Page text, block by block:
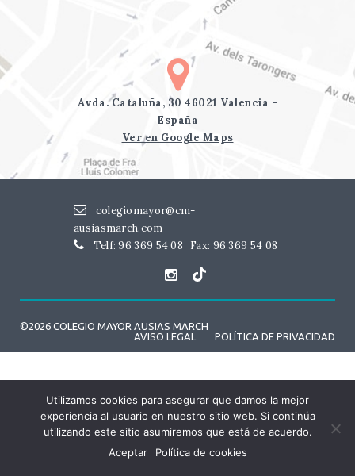
Avda. Cataluña, 30 46021 Valencia -
España
Ver en Google Maps
colegiomayor@cm-
ausiasmarch.com
Telf: 96 369 54 08
Fax: 96 369 54 08
©2026 COLEGIO MAYOR AUSIAS MARCH
POLÍTICA DE PRIVACIDAD
AVISO LEGAL
Utilizamos cookies para asegurar que damos la mejor
experiencia al usuario en nuestro sitio web. Si continúa
utilizando este sitio asumiremos que está de acuerdo.
Aceptar
Política de cookies